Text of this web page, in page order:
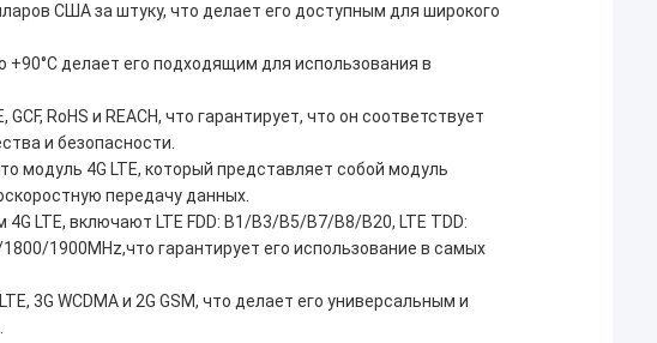
США за штуку, что делает его доступным для широкого
+90°C делает его подходящим для использования в
RoHS и REACH, что гарантирует, что он соответствует
и безопасности.
модуль 4G LTE, который представляет собой модуль
передачу данных.
LTE, включают LTE FDD: B1/B3/B5/B7/B8/B20, LTE TDD:
1900MHz,что гарантирует его использование в самых
3G WCDMA и 2G GSM, что делает его универсальным и